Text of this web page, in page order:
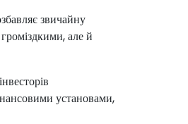
звичайну
але й
установами,